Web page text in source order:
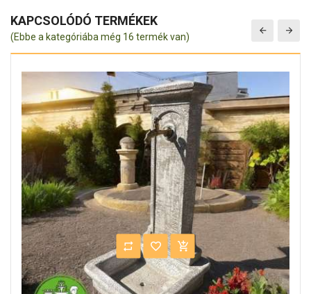
KAPCSOLÓDÓ TERMÉKEK
(Ebbe a kategóriába még 16 termék van)